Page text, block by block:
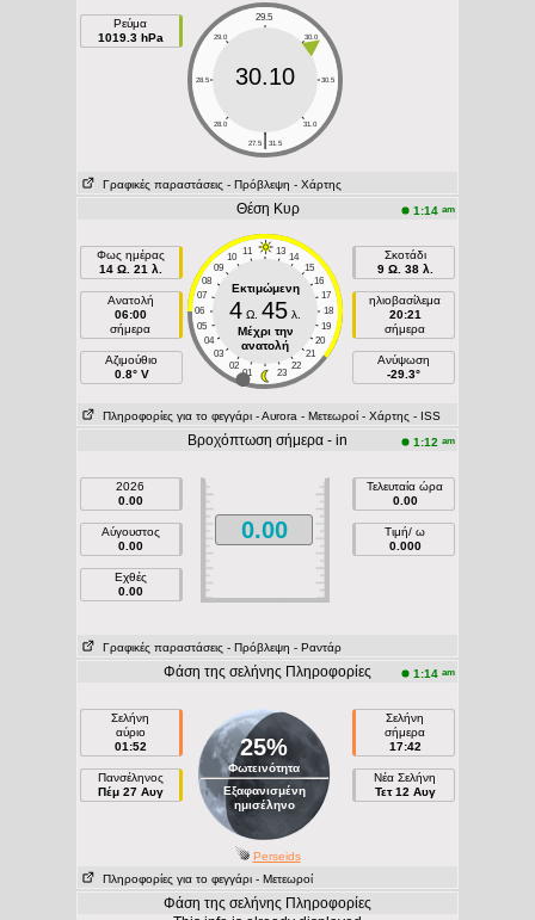
Ρεύμα
1019.3 hPa
29.5
29.0 30.0
28.5 30.5
28.0 31.0
|
27.5 31.5
30.10
Γραφικές παραστάσεις - Πρόβλεψη - Χάρτης
Θέση Κυρ 1:14 am
Φως ημέρας
14 Ω. 21 λ.
Ανατολή
06:00
σήμερα
Aζιμούθιο
0.8° V
11 13
10
14
09
15
08
16
07
17
06
18
05
19
04
20
03
21
02
22
01 23
Εκτιμώμενη
4 Ω. 45 λ.
Μέχρι την
ανατολή
Σκοτάδι
9 Ω. 38 λ.
ηλιοβασίλεμα
20:21
σήμερα
Ανύψωση
-29.3°
Πληροφορίες για το φεγγάρι - Αυrora - Μετεωροί - Χάρτης - ISS
Βροχόπτωση σήμερα - in 1:12 am
2026
0.00
Αύγουστος
0.00
Εχθές
0.00
0.00
Τελευταία ώρα
0.00
Τιμή/ ω
0.000
Γραφικές παραστάσεις - Πρόβλεψη - Ραντάρ
Φάση της σελήνης Πληροφορίες 1:14 am
Σελήνη
αύριο
01:52
Πανσέληνος
Πέμ 27 Αυγ
25%
Φωτεινότητα
Εξαφανισμένη
ημισέληνο
Σελήνη
σήμερα
17:42
Νέα Σελήνη
Τετ 12 Αυγ
Perseids
Πληροφορίες για το φεγγάρι - Μετεωροί
Φάση της σελήνης Πληροφορίες